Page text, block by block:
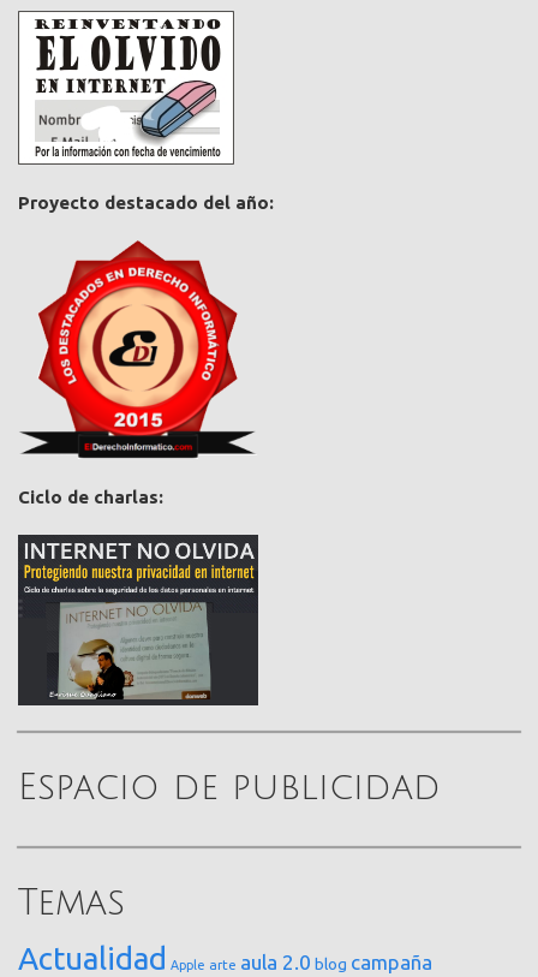
Proyecto destacado del año:
Ciclo de charlas:
Espacio de publicidad
Temas
Actualidad Apple arte aula 2.0 blog campaña